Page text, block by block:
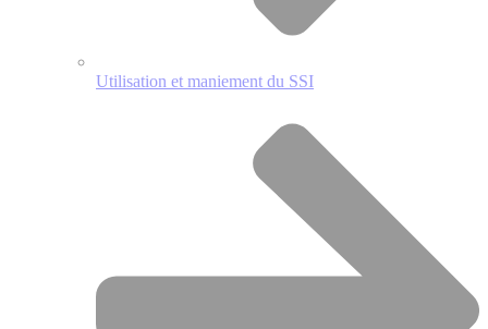
Utilisation et maniement du SSI